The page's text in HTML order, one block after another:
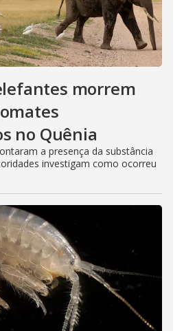
morrem
no Quênia
a presença da substância
investigam como ocorreu